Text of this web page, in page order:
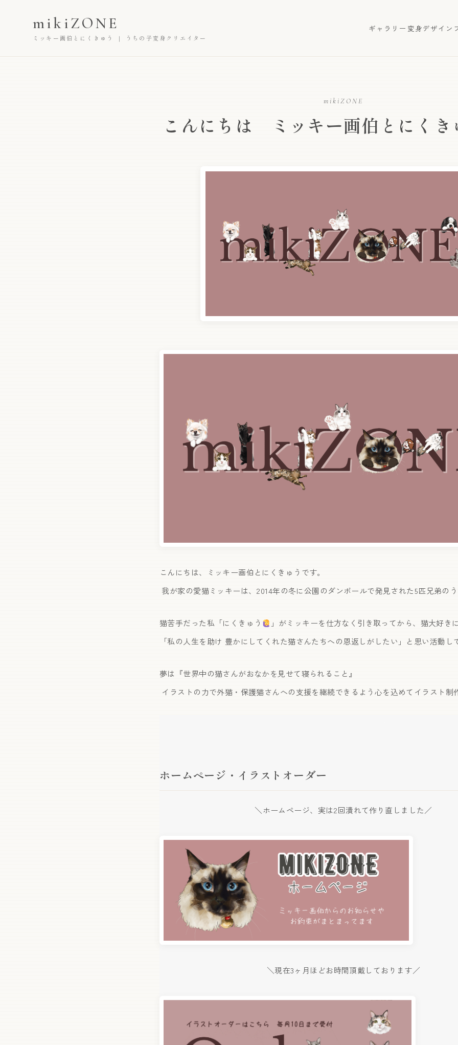
mikiZONE
ミッキー画伯とにくきゅう ｜ うちの子変身クリエイター
ギャラリー 変身デザイン
mikiZONE
こんにちは ミッキー画伯とにくき
こんにちは、ミッキー画伯とにくきゅうです。
我が家の愛猫ミッキーは、2014年の冬に公園のダンボールで発見された5匹兄弟の
猫苦手だった私「にくきゅう
」がミッキーを仕方なく引き取ってから、猫大好き
「私の人生を助け 豊かにしてくれた猫さんたちへの恩返しがしたい」と思い活動し
夢は『世界中の猫さんがおなかを見せて寝られること』
イラストの力で外猫・保護猫さんへの支援を継続できるよう心を込めてイラスト制
ホームページ・イラストオーダー
＼ホームページ、実は2回潰れて作り直しました／
＼現在3ヶ月ほどお時間頂戴しております／